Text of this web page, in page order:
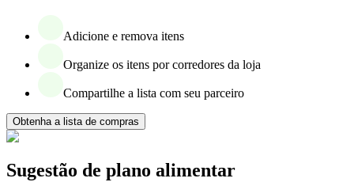
Adicione e remova itens
Organize os itens por corredores da loja
Compartilhe a lista com seu parceiro
Obtenha a lista de compras
Sugestão de plano alimentar